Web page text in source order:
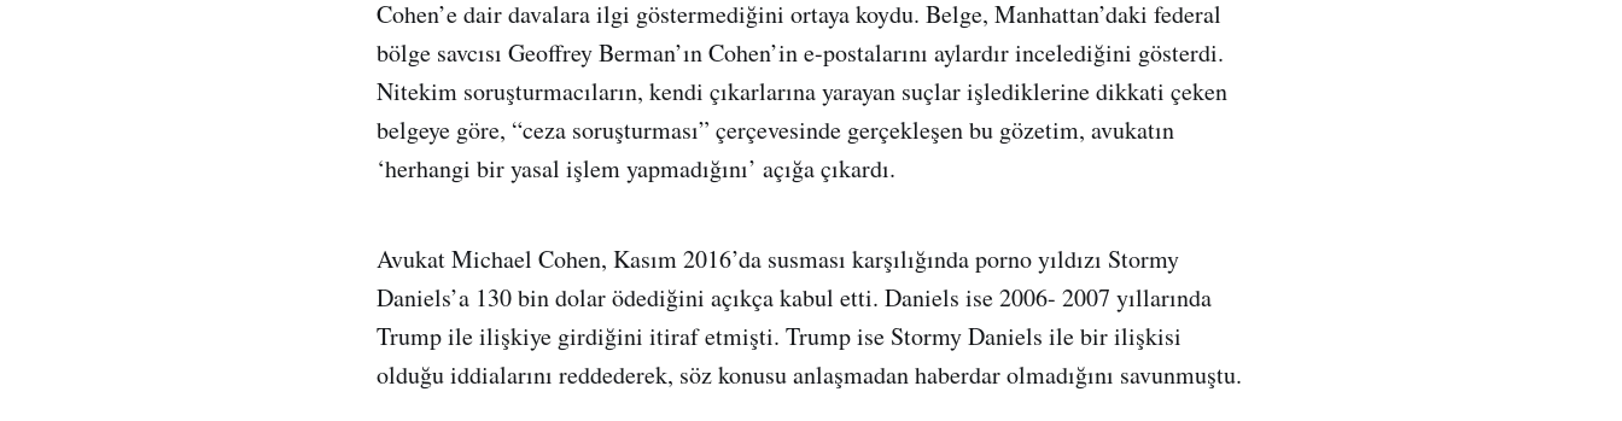
Cohen’e dair davalara ilgi göstermediğini ortaya koydu. Belge, Manhattan’daki federal
bölge savcısı Geoffrey Berman’ın Cohen’in e-postalarını aylardır incelediğini gösterdi.
Nitekim soruşturmacıların, kendi çıkarlarına yarayan suçlar işlediklerine dikkati çeken
belgeye göre, “ceza soruşturması” çerçevesinde gerçekleşen bu gözetim, avukatın
‘herhangi bir yasal işlem yapmadığını’ açığa çıkardı.
Avukat Michael Cohen, Kasım 2016’da susması karşılığında porno yıldızı Stormy
Daniels’a 130 bin dolar ödediğini açıkça kabul etti. Daniels ise 2006- 2007 yıllarında
Trump ile ilişkiye girdiğini itiraf etmişti. Trump ise Stormy Daniels ile bir ilişkisi
olduğu iddialarını reddederek, söz konusu anlaşmadan haberdar olmadığını savunmuştu.